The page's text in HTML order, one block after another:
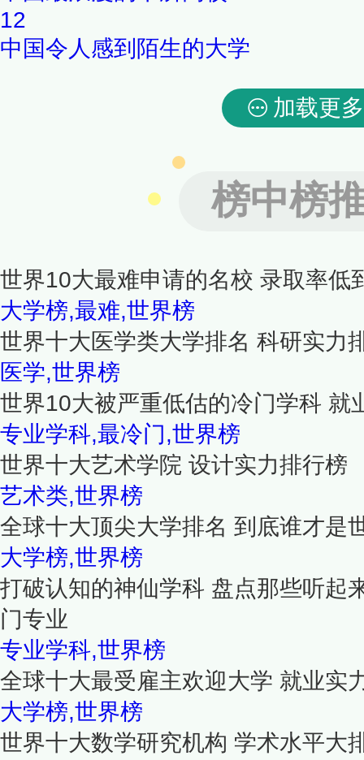
12
中国令人感到陌生的大学
加载更多
榜中榜
世界10大最难申请的名校 录取率低
大学榜,最难,世界榜
世界十大医学类大学排名 科研实力
医学,世界榜
世界10大被严重低估的冷门学科 就
专业学科,最冷门,世界榜
世界十大艺术学院 设计实力排行榜
艺术类,世界榜
全球十大顶尖大学排名 到底谁才是
大学榜,世界榜
打破认知的神仙学科 盘点那些听起
门专业
专业学科,世界榜
全球十大最受雇主欢迎大学 就业实
大学榜,世界榜
世界十大数学研究机构 学术水平大